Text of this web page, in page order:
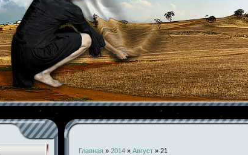
Главная » 2014 » Август » 21